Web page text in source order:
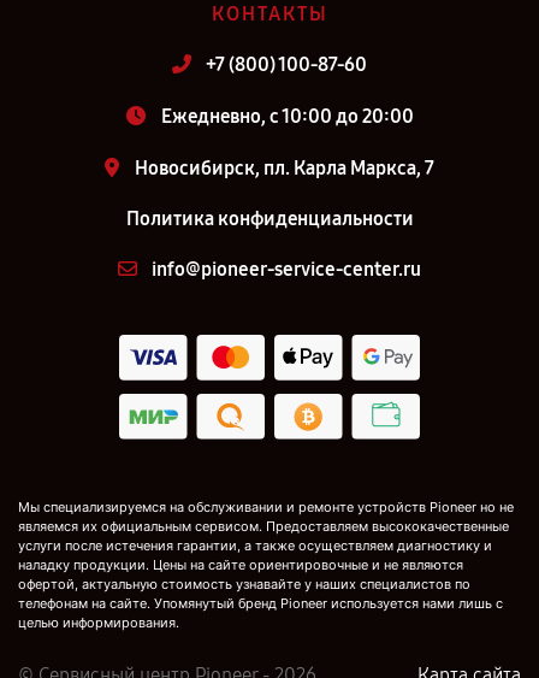
КОНТАКТЫ
+7 (800) 100-87-60
Ежедневно, с 10:00 до 20:00
Новосибирск, пл. Карла Маркса, 7
Политика конфиденциальности
info@pioneer-service-center.ru
Мы специализируемся на обслуживании и ремонте устройств Pioneer но не
являемся их официальным сервисом. Предоставляем высококачественные
услуги после истечения гарантии, а также осуществляем диагностику и
наладку продукции. Цены на сайте ориентировочные и не являются
офертой, актуальную стоимость узнавайте у наших специалистов по
телефонам на сайте. Упомянутый бренд Pioneer используется нами лишь с
целью информирования.